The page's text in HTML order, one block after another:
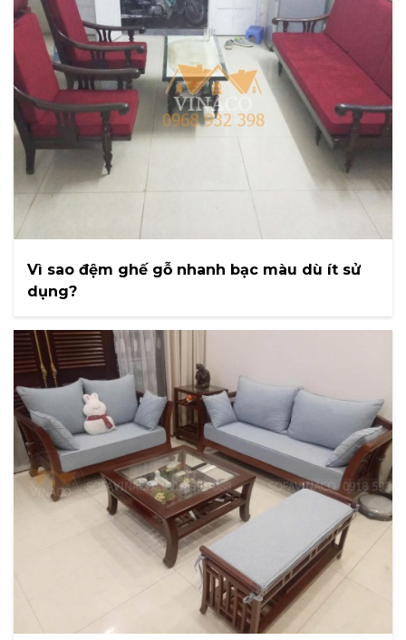
Vì sao đệm ghế gỗ nhanh bạc màu dù ít sử
dụng?